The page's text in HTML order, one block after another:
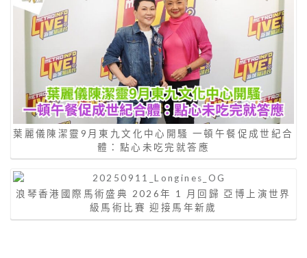
葉麗儀陳潔靈9月東九文化中心開騷 一頓午餐促成世紀合
體：點心未吃完就答應
浪琴香港國際馬術盛典 2026年 1 月回歸 亞博上演世界
級馬術比賽 迎接馬年新歲